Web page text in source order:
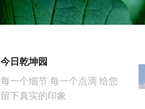
今日乾坤园
每一个细节 每一个点滴 给您
留下真实的印象